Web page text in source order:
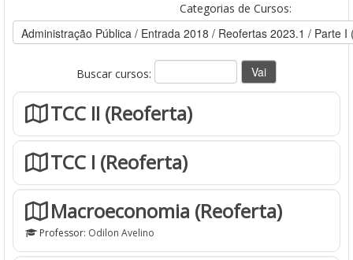
Categorias de Cursos:
Buscar cursos:
TCC II (Reoferta)
TCC I (Reoferta)
Macroeconomia (Reoferta)
Professor: Odilon Avelino